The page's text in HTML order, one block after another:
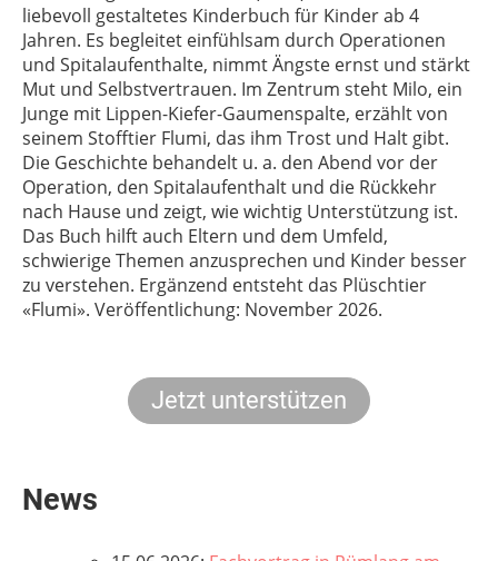
liebevoll gestaltetes Kinderbuch für Kinder ab 4
Jahren. Es begleitet einfühlsam durch Operationen
und Spitalaufenthalte, nimmt Ängste ernst und stärkt
Mut und Selbstvertrauen. Im Zentrum steht Milo, ein
Junge mit Lippen-Kiefer-Gaumenspalte, erzählt von
seinem Stofftier Flumi, das ihm Trost und Halt gibt.
Die Geschichte behandelt u. a. den Abend vor der
Operation, den Spitalaufenthalt und die Rückkehr
nach Hause und zeigt, wie wichtig Unterstützung ist.
Das Buch hilft auch Eltern und dem Umfeld,
schwierige Themen anzusprechen und Kinder besser
zu verstehen. Ergänzend entsteht das Plüschtier
«Flumi». Veröffentlichung: November 2026.
Jetzt unterstützen
News